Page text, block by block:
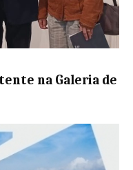
na Galeria de